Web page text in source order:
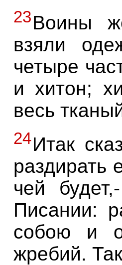
23Воины
взяли
четыре
и хитон;
весь
24Итак
раздирать
чей
Писании:
собою и
жребий.